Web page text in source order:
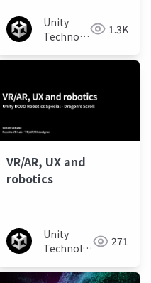
Unity
Technologies 1.3K
VR/AR, UX and
robotics
Unity
Technologies 271